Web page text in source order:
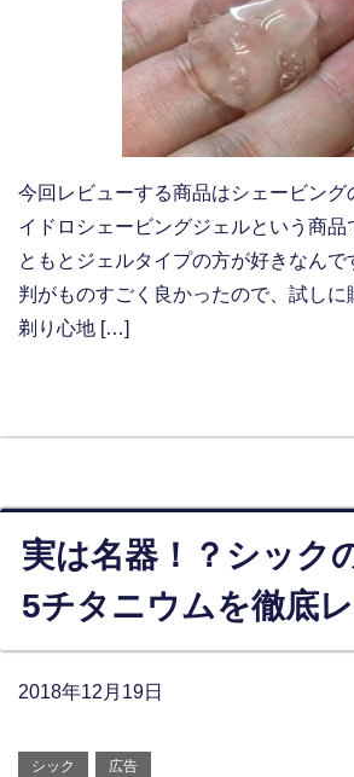
今回レビューする商品はシェービング
イドロシェービングジェルという商品
ともとジェルタイプの方が好きなん
判がものすごく良かったので、試しに
剃り心地 […]
実は名器！？シック
5チタニウムを徹底レ
2018年12月19日
シック 広告